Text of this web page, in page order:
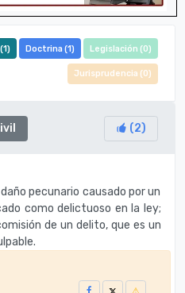
1) Doctrina (1) Legislación (0)
Jurisprudencia (0)
(2)
pecunario causado por un
como delictuoso en la ley;
de un delito, que es un